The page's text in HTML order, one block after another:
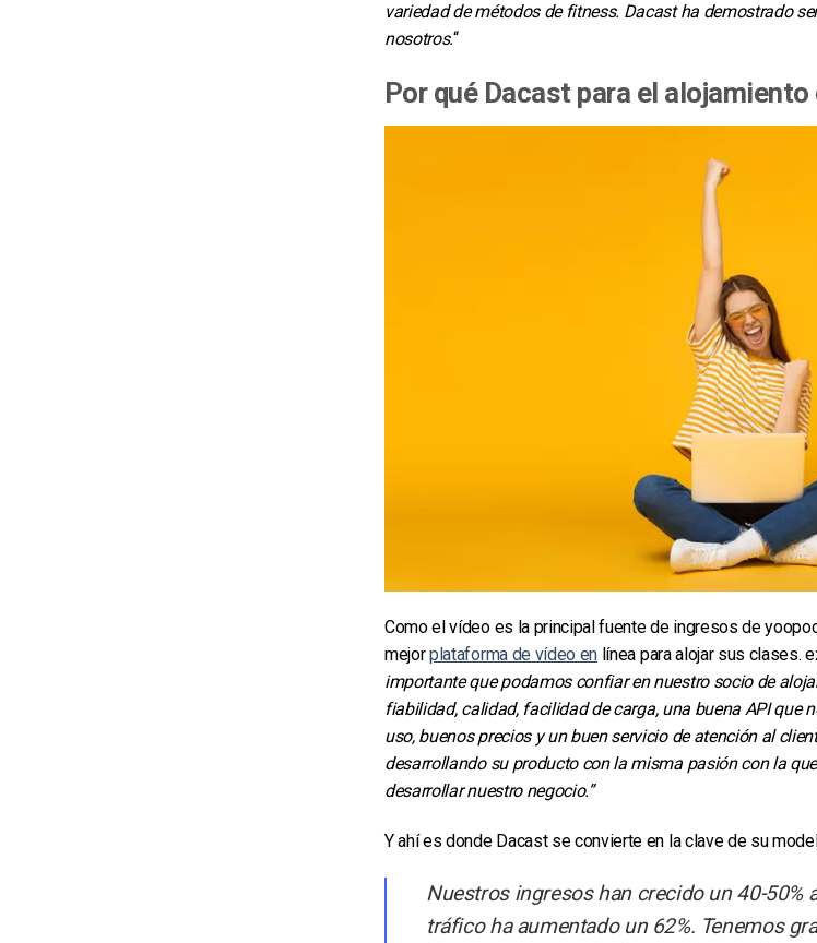
variedad de métodos de fitness. Dacast ha demostrado
nosotros.“
Por qué Dacast para el alojamiento
Como el vídeo es la principal fuente de ingresos de
mejorplataforma de vídeo en línea para alojar sus clases.
importante que podamos confiar en nuestro socio de
fiabilidad, calidad, facilidad de carga, una buena API que
uso, buenos precios y un buen servicio de atención al
desarrollando su producto con la misma pasión con la
desarrollar nuestro negocio.”
Y ahí es donde Dacast se convierte en la clave de su
Nuestros ingresos han crecido un 40-50%
tráfico ha aumentado un 62%. Tenemos